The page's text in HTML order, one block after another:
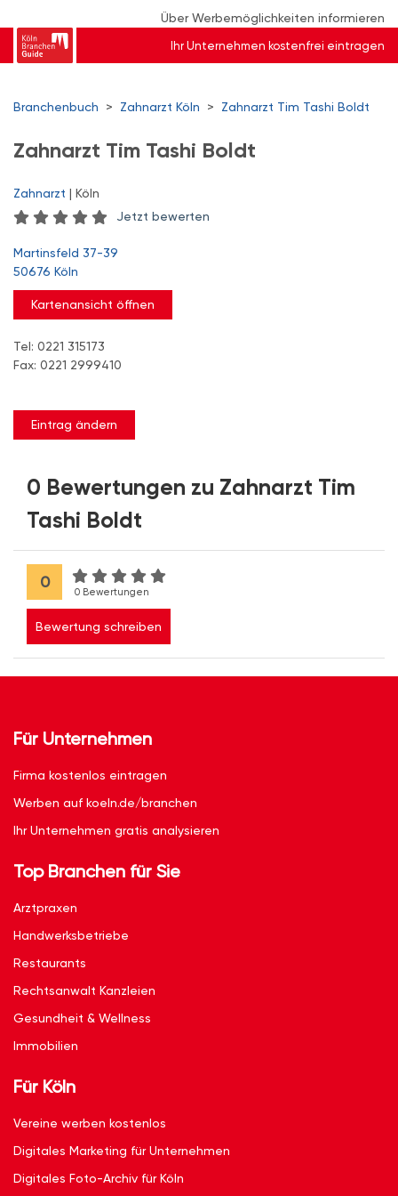
Über Werbemöglichkeiten informieren
Ihr Unternehmen kostenfrei eintragen
Branchenbuch > Zahnarzt Köln > Zahnarzt Tim Tashi Boldt
Zahnarzt Tim Tashi Boldt
Zahnarzt | Köln
Jetzt bewerten
Martinsfeld 37-39
50676 Köln
Kartenansicht öffnen
Tel: 0221 315173
Fax: 0221 2999410
Eintrag ändern
0 Bewertungen zu Zahnarzt Tim
Tashi Boldt
0
0 Bewertungen
Bewertung schreiben
Für Unternehmen
Firma kostenlos eintragen
Werben auf koeln.de/branchen
Ihr Unternehmen gratis analysieren
Top Branchen für Sie
Arztpraxen
Handwerksbetriebe
Restaurants
Rechtsanwalt Kanzleien
Gesundheit & Wellness
Immobilien
Für Köln
Vereine werben kostenlos
Digitales Marketing für Unternehmen
Digitales Foto-Archiv für Köln